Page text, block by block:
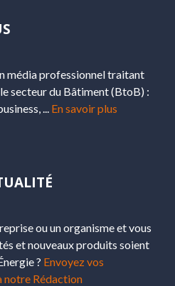
média professionnel traitant
secteur du Bâtiment (BtoB) :
... En savoir plus
ou un organisme et vous
et nouveaux produits soient
? Envoyez vos
notre Rédaction